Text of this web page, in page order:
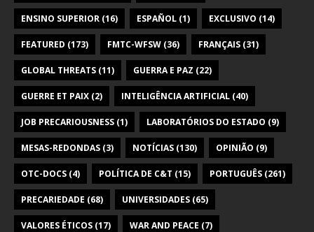
ENSINO SUPERIOR (16) ESPAÑOL (1) EXCLUSIVO (14)
FEATURED (173) FMTC-WFSW (36) FRANÇAIS (31)
GLOBAL THREATS (11) GUERRA E PAZ (22)
GUERRE ET PAIX (2) INTELIGÊNCIA ARTIFICIAL (40)
JOB PRECARIOUSNESS (1) LABORATÓRIOS DO ESTADO (9)
MESAS-REDONDAS (3) NOTÍCIAS (130) OPINIÃO (9)
OTC-DOCS (4) POLÍTICA DE C&T (15) PORTUGUÊS (261)
PRECARIEDADE (68) UNIVERSIDADES (65)
VALORES ÉTICOS (17) WAR AND PEACE (7)